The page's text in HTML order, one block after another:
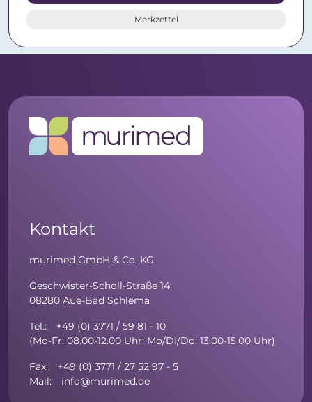
Merkzettel
Kontakt
murimed GmbH & Co. KG
Geschwister-Scholl-Straße 14
08280 Aue-Bad Schlema
Tel.: +49 (0) 3771 / 59 81 - 10
(Mo-Fr: 08.00-12.00 Uhr; Mo/Di/Do: 13.00-15.00 Uhr)
Fax: +49 (0) 3771 / 27 52 97 - 5
Mail: info@murimed.de